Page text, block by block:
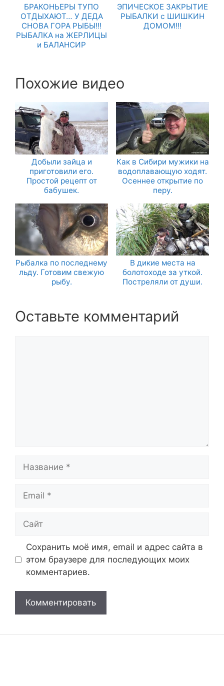
БРАКОНЬЕРЫ ТУПО
ОТДЫХАЮТ… У ДЕДА
СНОВА ГОРА РЫБЫ!!!
РЫБАЛКА на ЖЕРЛИЦЫ
и БАЛАНСИР
ЭПИЧЕСКОЕ ЗАКРЫТИЕ
РЫБАЛКИ с ШИШКИН
ДОМОМ!!!
Похожие видео
Добыли зайца и
приготовили его.
Простой рецепт от
бабушек.
Как в Сибири мужики на
водоплавающую ходят.
Осеннее открытие по
перу.
Рыбалка по последнему
льду. Готовим свежую
рыбу.
В дикие места на
болотоходе за уткой.
Постреляли от души.
Оставьте комментарий
Сохранить моё имя, email и адрес сайта в
этом браузере для последующих моих
комментариев.